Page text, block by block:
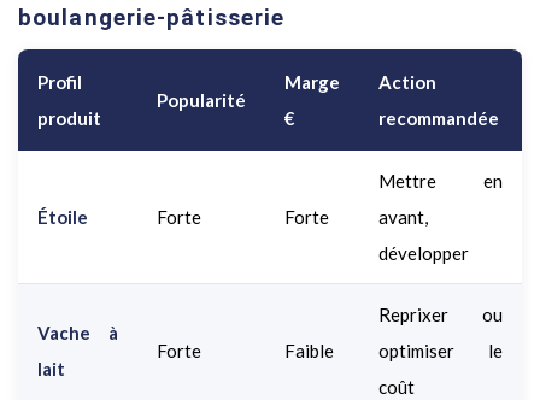
boulangerie-pâtisserie
Profil
produit
Popularité
Marge
€
Action
recommandée
Étoile Forte Forte
Mettre en
avant,
développer
Vache à
lait
Forte Faible
Reprixer ou
optimiser le
coût